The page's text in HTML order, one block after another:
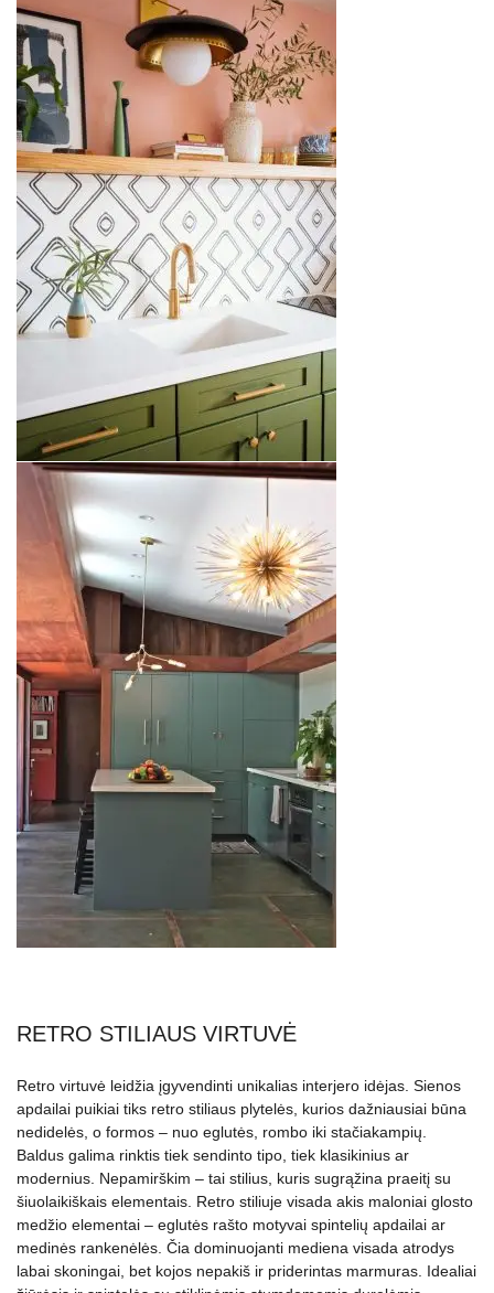
RETRO STILIAUS VIRTUVĖ
Retro virtuvė leidžia įgyvendinti unikalias interjero idėjas. Sienos
apdailai puikiai tiks retro stiliaus plytelės, kurios dažniausiai būna
nedidelės, o formos – nuo eglutės, rombo iki stačiakampių.
Baldus galima rinktis tiek sendinto tipo, tiek klasikinius ar
modernius. Nepamirškim – tai stilius, kuris sugrąžina praeitį su
šiuolaikiškais elementais. Retro stiliuje visada akis maloniai glosto
medžio elementai – eglutės rašto motyvai spintelių apdailai ar
medinės rankenėlės. Čia dominuojanti mediena visada atrodys
labai skoningai, bet kojos nepakiš ir priderintas marmuras. Idealiai